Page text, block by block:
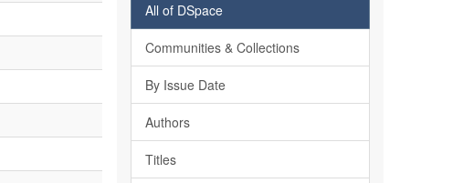
All of DSpace
Communities & Collections
By Issue Date
Authors
Titles